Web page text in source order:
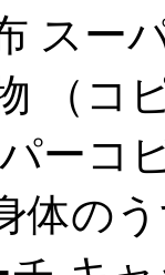
スー
（コ
ーコ
体の